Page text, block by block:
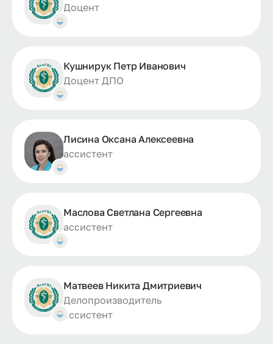
Доцент
Кушнирук Петр Иванович
Доцент ДПО
Лисина Оксана Алексеевна
ассистент
Маслова Светлана Сергеевна
ассистент
Матвеев Никита Дмитриевич
Делопроизводитель
ассистент